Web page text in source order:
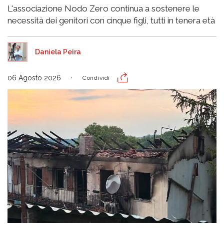
L'associazione Nodo Zero continua a sostenere le
necessità dei genitori con cinque figli, tutti in tenera età
Daniela Peira
06 Agosto 2026 Condividi